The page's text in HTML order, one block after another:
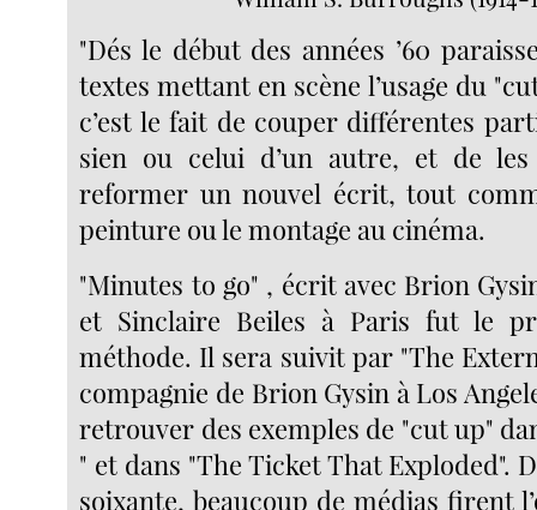
"Dés le début des années ’60
textes mettant en scène l’usage du
c’est le fait de couper différentes
sien ou celui d’un autre, et de
reformer un nouvel écrit, tout
peinture ou le montage au cinéma.
"Minutes to go" , écrit avec Brion
et Sinclaire Beiles à Paris fut le
méthode. Il sera suivit par "The
compagnie de Brion Gysin à Los
retrouver des exemples de "cut up"
" et dans "The Ticket That Exploded".
soixante, beaucoup de médias firent